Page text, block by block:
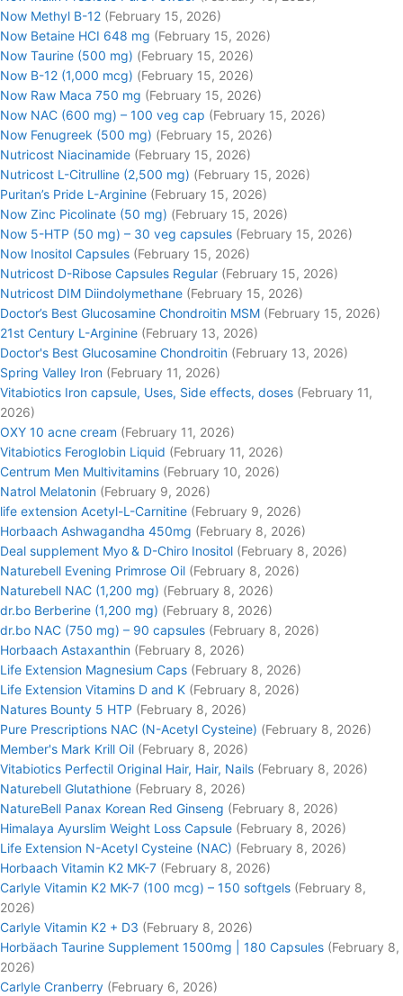
Now Methyl B-12 (February 15, 2026)
Now Betaine HCI 648 mg (February 15, 2026)
Now Taurine (500 mg) (February 15, 2026)
Now B-12 (1,000 mcg) (February 15, 2026)
Now Raw Maca 750 mg (February 15, 2026)
Now NAC (600 mg) – 100 veg cap (February 15, 2026)
Now Fenugreek (500 mg) (February 15, 2026)
Nutricost Niacinamide (February 15, 2026)
Nutricost L-Citrulline (2,500 mg) (February 15, 2026)
Puritan’s Pride L-Arginine (February 15, 2026)
Now Zinc Picolinate (50 mg) (February 15, 2026)
Now 5-HTP (50 mg) – 30 veg capsules (February 15, 2026)
Now Inositol Capsules (February 15, 2026)
Nutricost D-Ribose Capsules Regular (February 15, 2026)
Nutricost DIM Diindolymethane (February 15, 2026)
Doctor’s Best Glucosamine Chondroitin MSM (February 15, 2026)
21st Century L-Arginine (February 13, 2026)
Doctor's Best Glucosamine Chondroitin (February 13, 2026)
Spring Valley Iron (February 11, 2026)
Vitabiotics Iron capsule, Uses, Side effects, doses (February 11,
2026)
OXY 10 acne cream (February 11, 2026)
Vitabiotics Feroglobin Liquid (February 11, 2026)
Centrum Men Multivitamins (February 10, 2026)
Natrol Melatonin (February 9, 2026)
life extension Acetyl-L-Carnitine (February 9, 2026)
Horbaach Ashwagandha 450mg (February 8, 2026)
Deal supplement Myo & D-Chiro Inositol (February 8, 2026)
Naturebell Evening Primrose Oil (February 8, 2026)
Naturebell NAC (1,200 mg) (February 8, 2026)
dr.bo Berberine (1,200 mg) (February 8, 2026)
dr.bo NAC (750 mg) – 90 capsules (February 8, 2026)
Horbaach Astaxanthin (February 8, 2026)
Life Extension Magnesium Caps (February 8, 2026)
Life Extension Vitamins D and K (February 8, 2026)
Natures Bounty 5 HTP (February 8, 2026)
Pure Prescriptions NAC (N-Acetyl Cysteine) (February 8, 2026)
Member's Mark Krill Oil (February 8, 2026)
Vitabiotics Perfectil Original Hair, Hair, Nails (February 8, 2026)
Naturebell Glutathione (February 8, 2026)
NatureBell Panax Korean Red Ginseng (February 8, 2026)
Himalaya Ayurslim Weight Loss Capsule (February 8, 2026)
Life Extension N-Acetyl Cysteine (NAC) (February 8, 2026)
Horbaach Vitamin K2 MK-7 (February 8, 2026)
Carlyle Vitamin K2 MK-7 (100 mcg) – 150 softgels (February 8,
2026)
Carlyle Vitamin K2 + D3 (February 8, 2026)
Horbäach Taurine Supplement 1500mg | 180 Capsules (February 8,
2026)
Carlyle Cranberry (February 6, 2026)